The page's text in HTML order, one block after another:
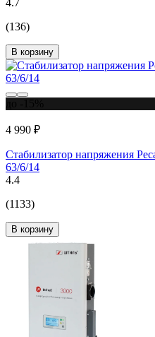
4.7
(136)
В корзину
4 990 ₽
Стабилизатор напряжения
63/6/14
4.4
(1133)
В корзину